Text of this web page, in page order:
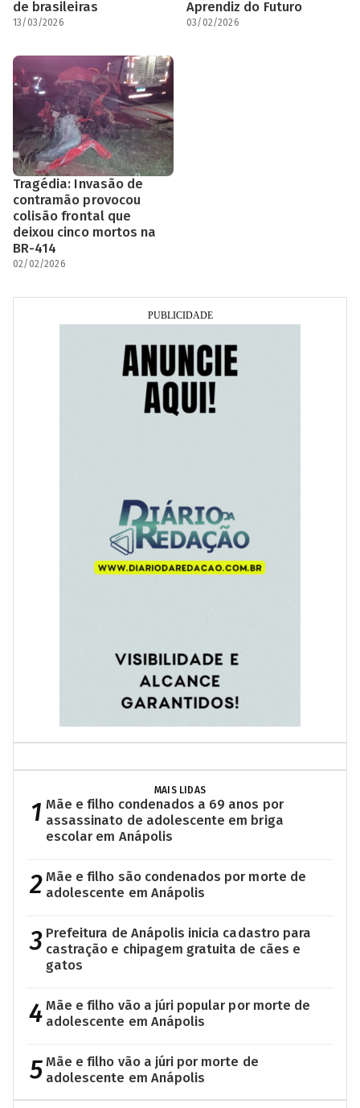
de brasileiras
13/03/2026
Aprendiz do Futuro
03/02/2026
Tragédia: Invasão de
contramão provocou
colisão frontal que
deixou cinco mortos na
BR-414
02/02/2026
MAIS LIDAS
1 Mãe e filho condenados a 69 anos por
assassinato de adolescente em briga
escolar em Anápolis
2 Mãe e filho são condenados por morte de
adolescente em Anápolis
3 Prefeitura de Anápolis inicia cadastro para
castração e chipagem gratuita de cães e
gatos
4 Mãe e filho vão a júri popular por morte de
adolescente em Anápolis
5 Mãe e filho vão a júri por morte de
adolescente em Anápolis